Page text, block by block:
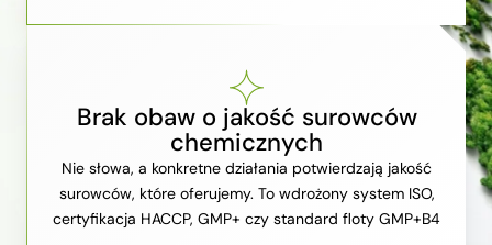
Brak obaw o jakość surowców
chemicznych
Nie słowa, a konkretne działania potwierdzają jakość
surowców, które oferujemy. To wdrożony system ISO,
certyfikacja HACCP, GMP+ czy standard floty GMP+B4